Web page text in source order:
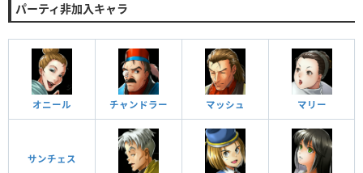
パーティ非加入キャラ
オニール チャンドラー マッシュ マリー
サンチェス